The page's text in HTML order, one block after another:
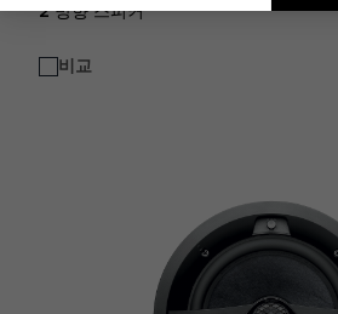
2 방향 스피커
비교